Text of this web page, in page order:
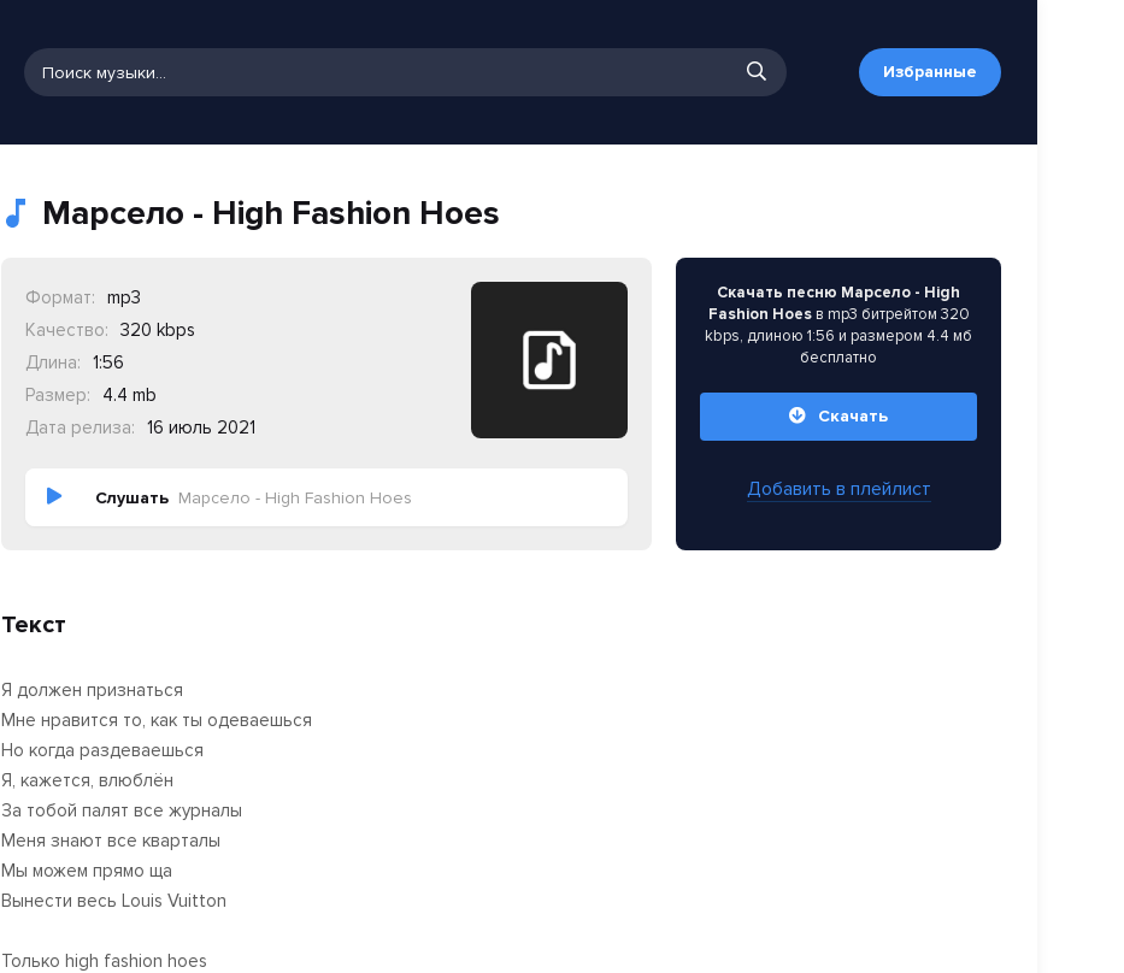
Избранные
Марсело - High Fashion Hoes
Формат:
mp3
Качество:
320 kbps
Длина:
1:56
Размер:
4.4 mb
Дата релиза:
16 июль 2021
Слушать Марсело - High Fashion Hoes
Скачать песню Марсело - High
Fashion Hoesв mp3 битрейтом 320
kbps, длиною 1:56 и размером 4.4 мб
бесплатно
Скачать
Добавить в плейлист
Текст
Я должен признаться
Мне нравится то, как ты одеваешься
Но когда раздеваешься
Я, кажется, влюблён
За тобой палят все журналы
Меня знают все кварталы
Мы можем прямо ща
Вынести весь Louis Vuitton
Только high fashion hoes